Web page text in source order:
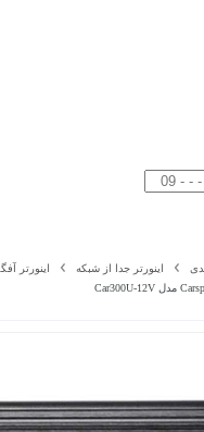
اینورتر جدا از شبکه اینورتر آفگرید Carspa